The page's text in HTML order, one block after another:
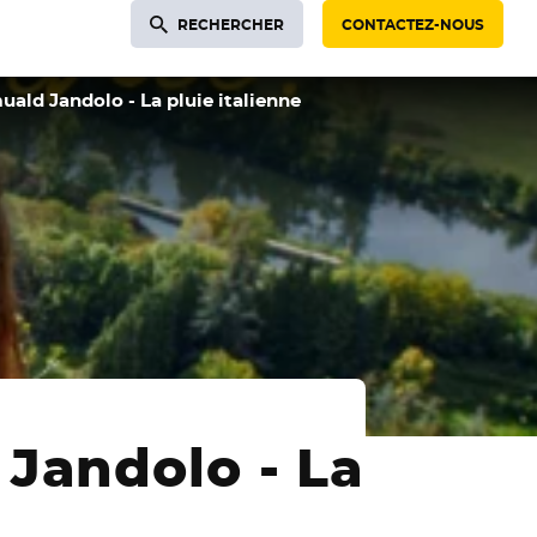
RECHERCHER CONTACTEZ-NOUS
Jandolo - La pluie italienne
- La